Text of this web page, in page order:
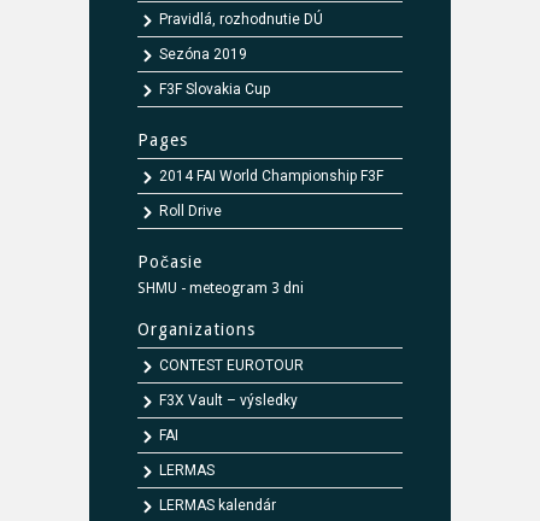
Pravidlá, rozhodnutie DÚ
Sezóna 2019
F3F Slovakia Cup
Pages
2014 FAI World Championship F3F
Roll Drive
Počasie
SHMU - meteogram 3 dni
Organizations
CONTEST EUROTOUR
F3X Vault – výsledky
FAI
LERMAS
LERMAS kalendár